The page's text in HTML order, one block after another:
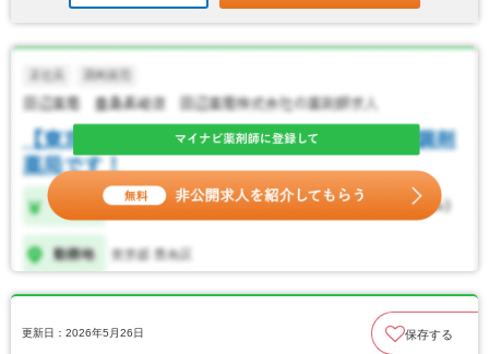
更新日：2026年5月26日 保存する